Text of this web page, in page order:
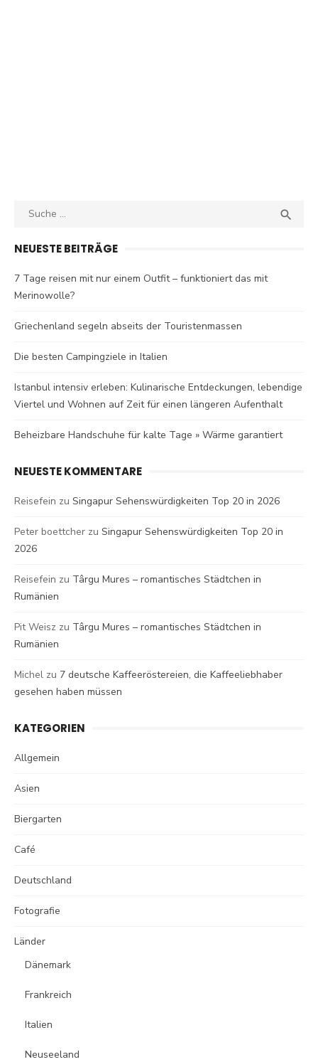
Search

NEUESTE BEITRÄGE
7 Tage reisen mit nur einem Outfit – funktioniert das mit
Merinowolle?
Griechenland segeln abseits der Touristenmassen
Die besten Campingziele in Italien
Istanbul intensiv erleben: Kulinarische Entdeckungen, lebendige
Viertel und Wohnen auf Zeit für einen längeren Aufenthalt
Beheizbare Handschuhe für kalte Tage » Wärme garantiert
NEUESTE KOMMENTARE
Reisefein zu Singapur Sehenswürdigkeiten Top 20 in 2026
Peter boettcher zu Singapur Sehenswürdigkeiten Top 20 in
2026
Reisefein zu Târgu Mures – romantisches Städtchen in
Rumänien
Pit Weisz zu Târgu Mures – romantisches Städtchen in
Rumänien
Michel zu 7 deutsche Kaffeeröstereien, die Kaffeeliebhaber
gesehen haben müssen
KATEGORIEN
Allgemein
Asien
Biergarten
Café
Deutschland
Fotografie
Länder
Dänemark
Frankreich
Italien
Neuseeland